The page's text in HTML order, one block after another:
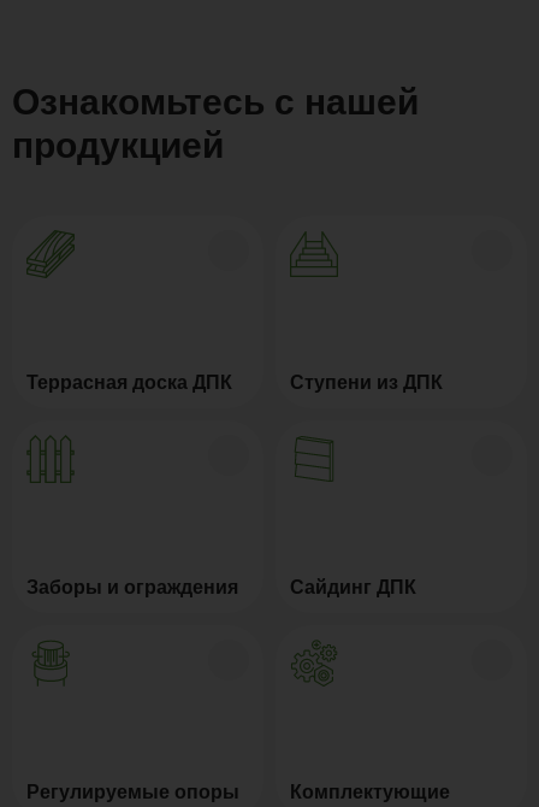
Ознакомьтесь с нашей
продукцией
Террасная доска ДПК Ступени из ДПК
Заборы и ограждения Сайдинг ДПК
Регулируемые опоры Комплектующие